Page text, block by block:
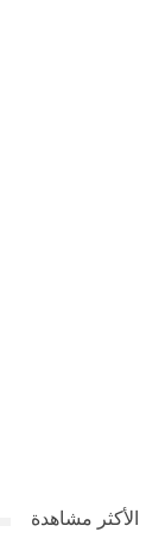
الأكثر مشاهدة